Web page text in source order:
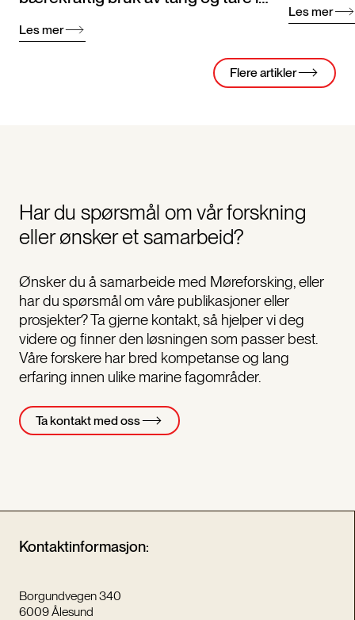
Les mer
Les mer
Flere artikler
Har du spørsmål om vår forskning
eller ønsker et samarbeid?
Ønsker du å samarbeide med Møreforsking, eller
har du spørsmål om våre publikasjoner eller
prosjekter? Ta gjerne kontakt, så hjelper vi deg
videre og finner den løsningen som passer best.
Våre forskere har bred kompetanse og lang
erfaring innen ulike marine fagområder.
Ta kontakt med oss
Kontaktinformasjon:
Borgundvegen 340
6009 Ålesund